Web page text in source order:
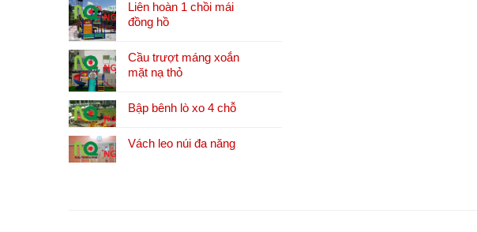
Liên hoàn 1 chồi mái
đồng hồ
Cầu trượt máng xoắn
mặt nạ thỏ
Bập bênh lò xo 4 chỗ
Vách leo núi đa năng